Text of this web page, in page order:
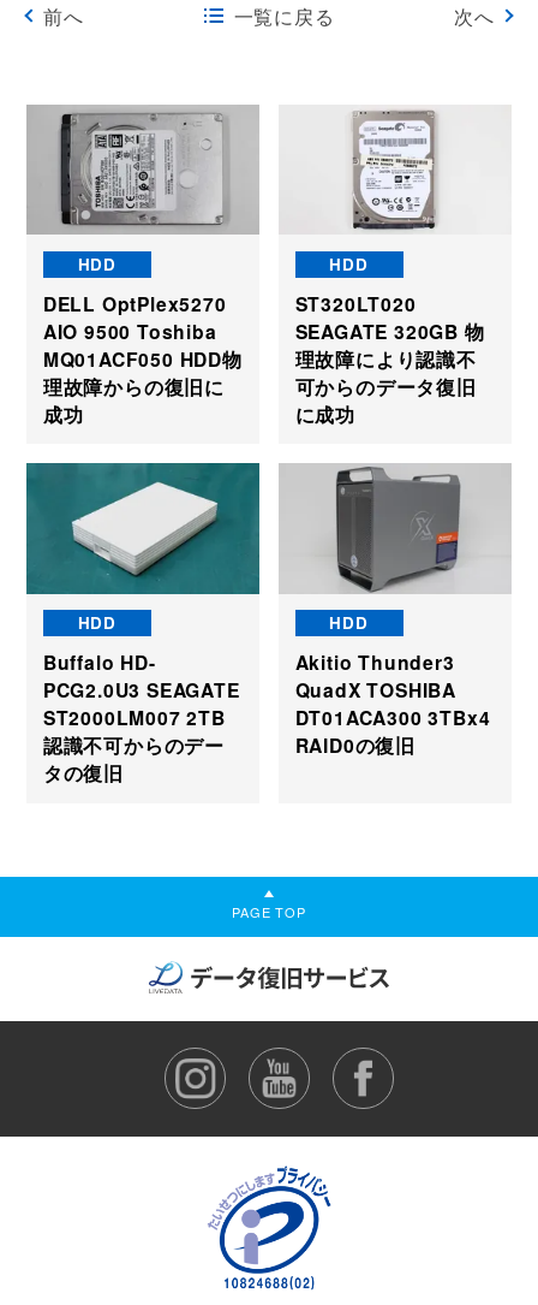
前へ 一覧に戻る 次へ
HDD
DELL OptPlex5270
AIO 9500 Toshiba
MQ01ACF050 HDD物
理故障からの復旧に
成功
HDD
ST320LT020
SEAGATE 320GB 物
理故障により認識不
可からのデータ復旧
に成功
HDD
Buffalo HD-
PCG2.0U3 SEAGATE
ST2000LM007 2TB
認識不可からのデー
タの復旧
HDD
Akitio Thunder3
QuadX TOSHIBA
DT01ACA300 3TBx4
RAID0の復旧
PAGE TOP